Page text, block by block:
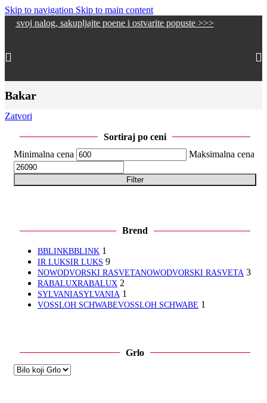
Skip to navigation Skip to main content
nalog, sakupljajte poene i ostvarite popuste >>>
Bakar
Zatvori
Sortiraj po ceni
Minimalna cena
Maksimalna cena
Filter
Brend
BBLINKBBLINK 1
IR LUKSIR LUKS 9
NOWODVORSKI RASVETANOWODVORSKI RASVETA 3
RABALUXRABALUX 2
SYLVANIASYLVANIA 1
VOSSLOH SCHWABEVOSSLOH SCHWABE 1
Grlo